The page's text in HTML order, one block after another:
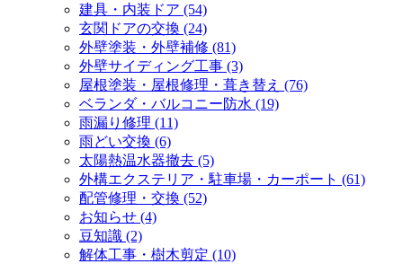
建具・内装ドア (54)
玄関ドアの交換 (24)
外壁塗装・外壁補修 (81)
外壁サイディング工事 (3)
屋根塗装・屋根修理・葺き替え (76)
ベランダ・バルコニー防水 (19)
雨漏り修理 (11)
雨どい交換 (6)
太陽熱温水器撤去 (5)
外構エクステリア・駐車場・カーポート (61)
配管修理・交換 (52)
お知らせ (4)
豆知識 (2)
解体工事・樹木剪定 (10)